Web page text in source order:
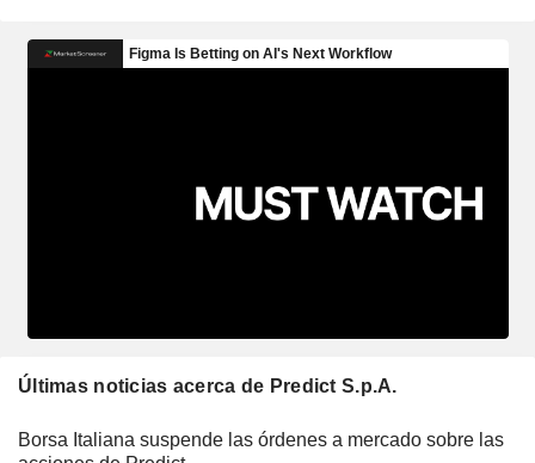
Últimas noticias acerca de Predict S.p.A.
Borsa Italiana suspende las órdenes a mercado sobre las